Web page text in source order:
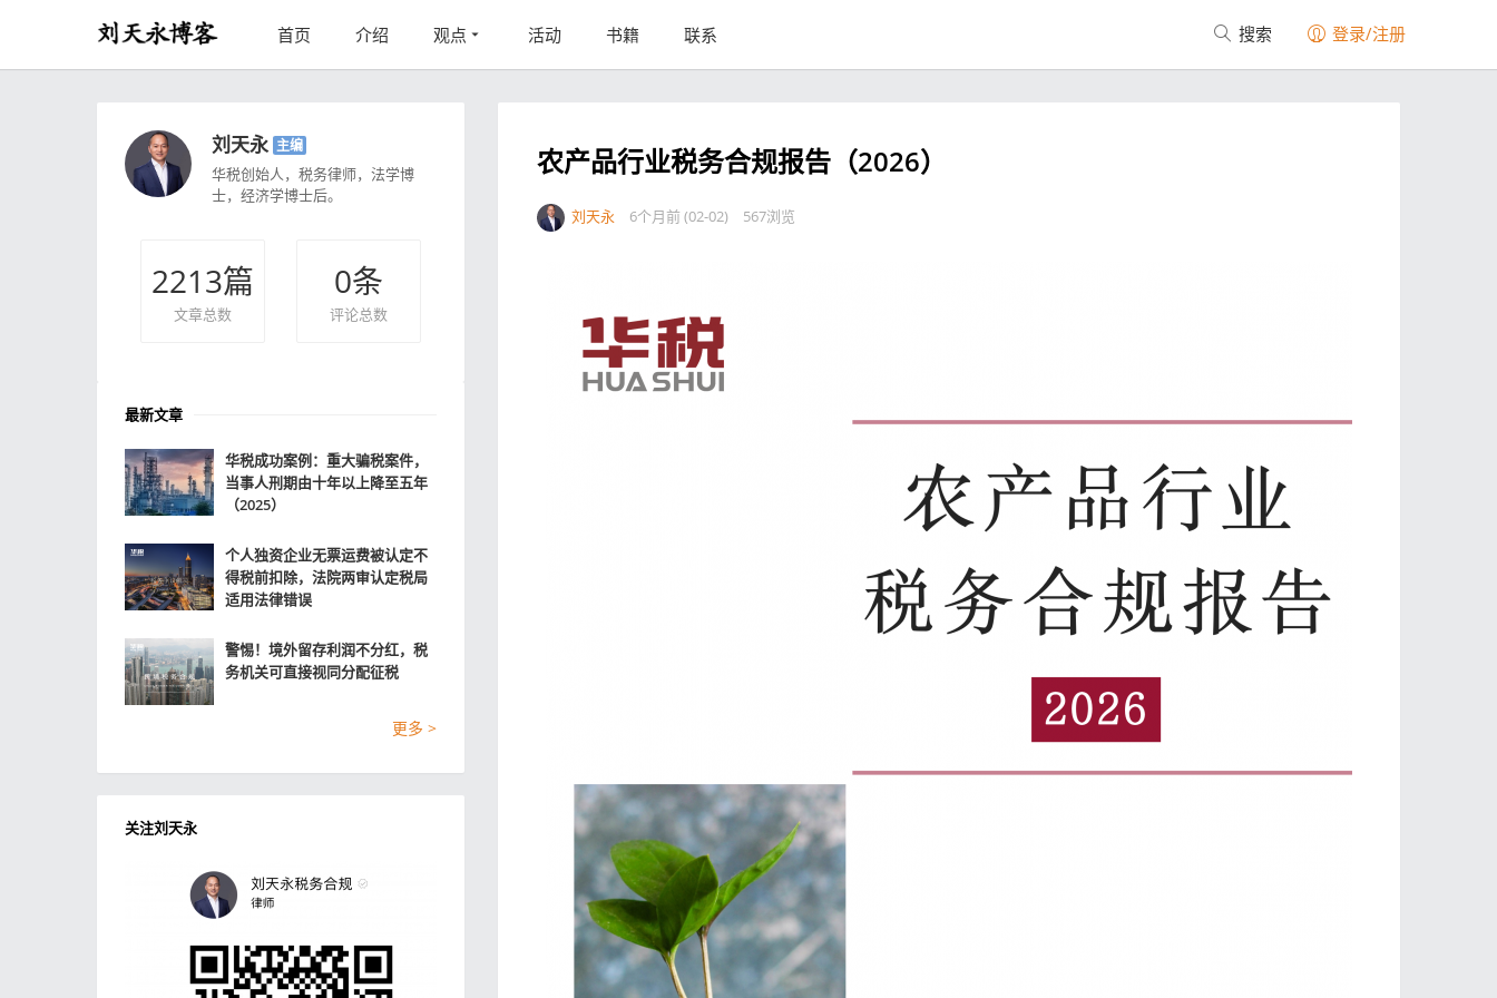
首页 介绍 观点 活动 书籍 联系 搜索 登录/注册
农产品行业税务合规报告（2026）
刘天永 6个月前 (02-02) 567浏览
刘天永 主编
华税创始人，税务律师，法学博
士，经济学博士后。
2213篇
文章总数
0条
评论总数
最新文章
华税成功案例：重大骗税案件，
当事人刑期由十年以上降至五年
（2025）
个人独资企业无票运费被认定不
得税前扣除，法院两审认定税局
适用法律错误
警惕！境外留存利润不分红，税
务机关可直接视同分配征税
更多 >
关注刘天永